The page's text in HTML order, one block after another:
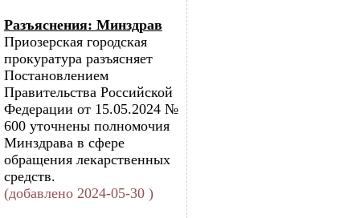
Разъяснения: Минздрав
Приозерская городская
прокуратура разъясняет
Постановлением
Правительства Российской
Федерации от 15.05.2024 №
600 уточнены полномочия
Минздрава в сфере
обращения лекарственных
средств.
(добавлено 2024-05-30 )